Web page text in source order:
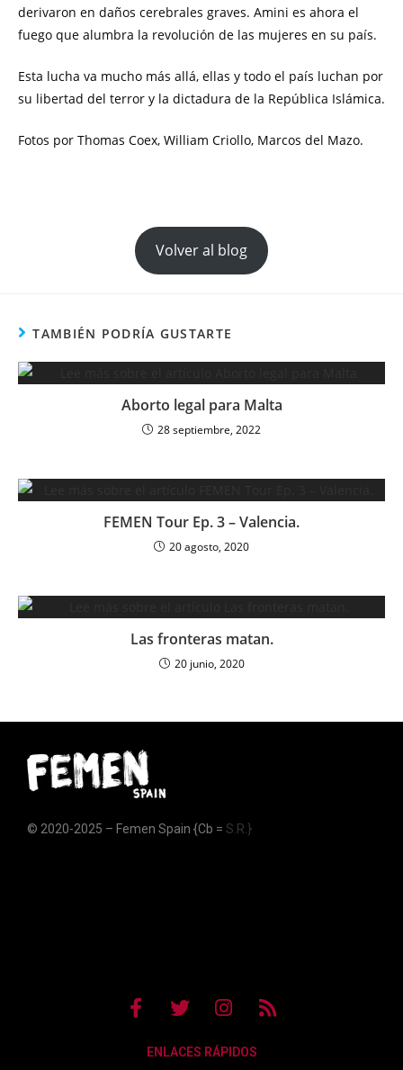
derivaron en daños cerebrales graves. Amini es ahora el
fuego que alumbra la revolución de las mujeres en su país.
Esta lucha va mucho más allá, ellas y todo el país luchan por
su libertad del terror y la dictadura de la República Islámica.
Fotos por Thomas Coex, William Criollo, Marcos del Mazo.
Volver al blog
TAMBIÉN PODRÍA GUSTARTE
Aborto legal para Malta
28 septiembre, 2022
FEMEN Tour Ep. 3 – Valencia.
20 agosto, 2020
Las fronteras matan.
20 junio, 2020
© 2020-2025 – Femen Spain {Cb = S.R.}
ENLACES RÁPIDOS